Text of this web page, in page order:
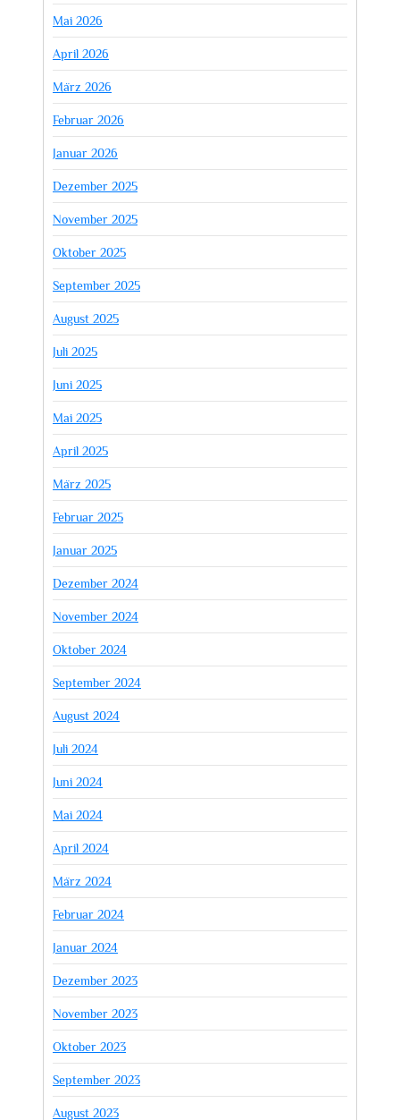
Mai 2026
April 2026
März 2026
Februar 2026
Januar 2026
Dezember 2025
November 2025
Oktober 2025
September 2025
August 2025
Juli 2025
Juni 2025
Mai 2025
April 2025
März 2025
Februar 2025
Januar 2025
Dezember 2024
November 2024
Oktober 2024
September 2024
August 2024
Juli 2024
Juni 2024
Mai 2024
April 2024
März 2024
Februar 2024
Januar 2024
Dezember 2023
November 2023
Oktober 2023
September 2023
August 2023